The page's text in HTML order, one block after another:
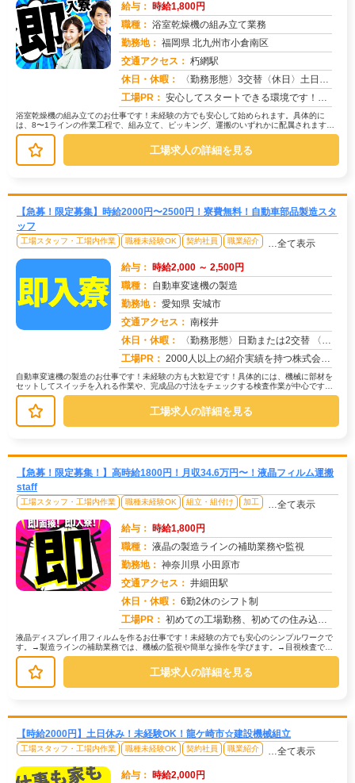
給与： 時給1,800円
職種： 浴室乾燥機の組み立て業務
勤務地： 福岡県 北九州市小倉南区
交通アクセス： 朽網駅
休日・休暇：
〈勤務形態〉3交替〈休日〉土日祝★ＧＷ★夏季休暇★冬季休暇
工場PR： 安心してスタートできる環境です！充実の無料寮完備！ワンルームでテレビ、冷蔵庫、洗濯機、エアコン、布団、電子レンジも...
浴室乾燥機の組み立てのお仕事です！未経験の方でも安心して始められます。具体的に
は、8〜1ラインの作業工程で、組み立て、ピッキング、運搬のいずれかに配属されます。
→組み立て作業では、約7kg程度の...
工場求人の詳細を見る
【急募！限定募集】時給2000円〜2500円！寮費無料！自動車部品製造スタ
ッフ
工場スタッフ・工場内作業 職種未経験OK 契約社員 職業紹介 …全て表示
給与： 時給2,000 ～ 2,500円
職種： 自動車変速機の製造
勤務地： 愛知県 安城市
交通アクセス： 南桜井
休日・休暇：
〈勤務形態〉日勤または2交替 〈休日〉土日 ★ＧＷ ★夏季休暇 ★冬季休暇 ★年末年始
工場PR： 2000人以上の紹介実績を持つ株式会社京栄センターなら、未経験の方も安心してスタートできます！→充実の寮生活で、仕...
自動車変速機の製造のお仕事です！未経験の方も大歓迎です！具体的には、機械に部材を
セットしてスイッチを入れる作業や、完成品の寸法をチェックする検査作業が中心です。
→ 機械加工済みの部品を、手作業や...
工場求人の詳細を見る
【急募！限定募集！】高時給1800円！月収34.6万円〜！液晶フィルム運搬
staff
工場スタッフ・工場内作業 職種未経験OK 組立・組付け 加工 …全て表示
給与： 時給1,800円
職種： 液晶の製造ラインの補助業務や監視
勤務地： 神奈川県 小田原市
交通アクセス： 井細田駅
休日・休暇： 6勤2休のシフト制
工場PR： 初めての工場勤務、初めての住み込み…不安は尽きないですよね。でも大丈夫！株式会社京栄センターなら、あなたをしっかり...
液晶ディスプレイ用フィルムを作るお仕事です！未経験の方でも安心のシンプルワークで
す。→製造ラインの補助業務では、機械の監視や簡単な操作を学びます。→目視検査で
は、製品に傷や汚れがないか確認します...
工場求人の詳細を見る
【時給2000円】土日休み！未経験OK！龍ケ崎市☆建設機械組立
工場スタッフ・工場内作業 職種未経験OK 契約社員 職業紹介 …全て表示
給与： 時給2,000円